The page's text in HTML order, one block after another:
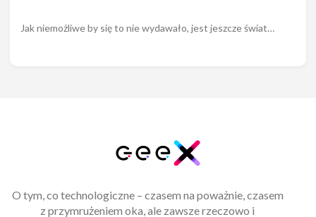
Jak niemożliwe by się to nie wydawało, jest jeszcze świat…
O tym, co technologiczne – czasem na poważnie, czasem
z przymrużeniem oka, ale zawsze rzeczowo i